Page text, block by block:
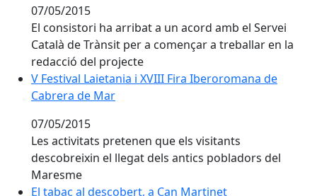
07/05/2015
El consistori ha arribat a un acord amb el Servei
Català de Trànsit per a començar a treballar en la
redacció del projecte
V Festival Laietania i XVIII Fira Iberoromana de
V Festival Laietania i XVIII Fira Iberoromana de
Cabrera de Mar
07/05/2015
Les activitats pretenen que els visitants
descobreixin el llegat dels antics pobladors del
Maresme
El tabac al descobert, a Can Martinet
El tabac al descobert, a Can Martinet